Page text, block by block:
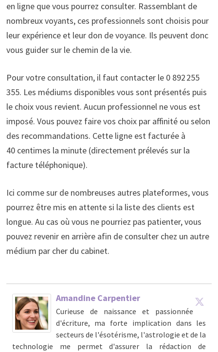
en ligne que vous pourrez consulter. Rassemblant de
nombreux voyants, ces professionnels sont choisis pour
leur expérience et leur don de voyance. Ils peuvent donc
vous guider sur le chemin de la vie.
Pour votre consultation, il faut contacter le 0 892 255
355. Les médiums disponibles vous sont présentés puis
le choix vous revient. Aucun professionnel ne vous est
imposé. Vous pouvez faire vos choix par affinité ou selon
des recommandations. Cette ligne est facturée à
40 centimes la minute (directement prélevés sur la
facture téléphonique).
Ici comme sur de nombreuses autres plateformes, vous
pourrez être mis en attente si la liste des clients est
longue. Au cas où vous ne pourriez pas patienter, vous
pouvez revenir en arrière afin de consulter chez un autre
médium par cher du cabinet.
Amandine Carpentier
Curieuse de naissance et passionnée
d'écriture, ma forte implication dans les
secteurs de l'ésotérisme, l'astrologie et de la
technologie me permet d'assurer la rédaction de